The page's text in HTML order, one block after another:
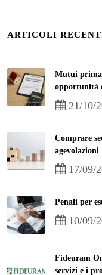
ARTICOLI
Mutui prima
opportunità
21/10/
Comprare
agevolazioni
17/09/
Penali per
10/09/
Fideuram
servizi e i